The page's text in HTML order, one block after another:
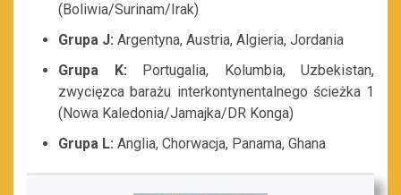
(Boliwia/Surinam/Irak)
Grupa J: Argentyna, Austria, Algieria, Jordania
Grupa K: Portugalia, Kolumbia, Uzbekistan,
zwycięzca barażu interkontynentalnego ścieżka 1
(Nowa Kaledonia/Jamajka/DR Konga)
Grupa L: Anglia, Chorwacja, Panama, Ghana